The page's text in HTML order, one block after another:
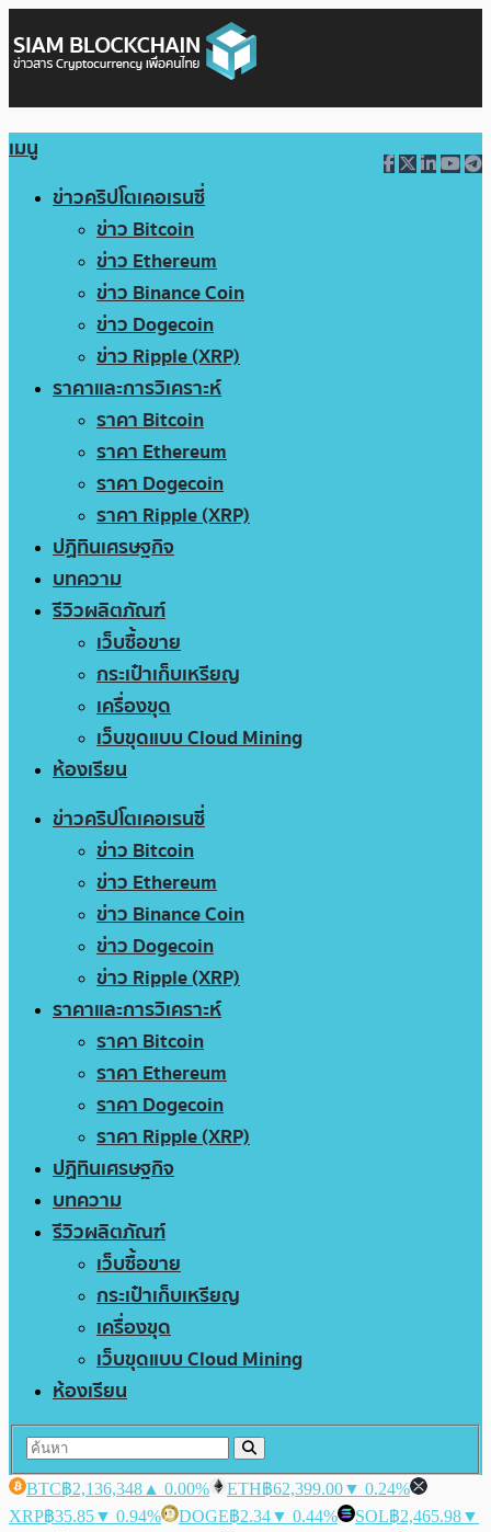
เมนู
ข่าวคริปโตเคอเรนซี่
ข่าว Bitcoin
ข่าว Ethereum
ข่าว Binance Coin
ข่าว Dogecoin
ข่าว Ripple (XRP)
ราคาและการวิเคราะห์
ราคา Bitcoin
ราคา Ethereum
ราคา Dogecoin
ราคา Ripple (XRP)
ปฏิทินเศรษฐกิจ
บทความ
รีวิวผลิตภัณฑ์
เว็บซื้อขาย
กระเป๋าเก็บเหรียญ
เครื่องขุด
เว็บขุดแบบ Cloud Mining
ห้องเรียน
ข่าวคริปโตเคอเรนซี่
ข่าว Bitcoin
ข่าว Ethereum
ข่าว Binance Coin
ข่าว Dogecoin
ข่าว Ripple (XRP)
ราคาและการวิเคราะห์
ราคา Bitcoin
ราคา Ethereum
ราคา Dogecoin
ราคา Ripple (XRP)
ปฏิทินเศรษฐกิจ
บทความ
รีวิวผลิตภัณฑ์
เว็บซื้อขาย
กระเป๋าเก็บเหรียญ
เครื่องขุด
เว็บขุดแบบ Cloud Mining
ห้องเรียน
BTC฿2,136,348 ▲ 0.00% ETH฿62,399.00▼ 0.24%
XRP฿35.85▼ 0.94% DOGE฿2.34▼ 0.44% SOL฿2,465.98▼